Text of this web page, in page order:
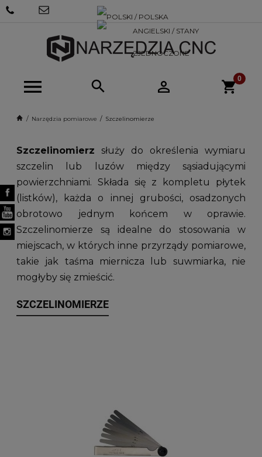
SKLEP@NARZEDZIACNC.PL
Narzędzia pomiarowe Szczelinomierze
Szczelinomierz służy do określenia wymiaru
szczelin lub luzów między sąsiadującymi
powierzchniami. Składa się z kompletu płytek
(listków), każda o innej grubości, osadzonych
obrotowo jednym końcem w oprawie.
Szczelinomierze są idealne do stosowania w
miejscach, w których inne przyrządy pomiarowe,
takie jak taśma miernicza lub suwmiarka, nie
mogłyby się zmieścić.
SZCZELINOMIERZE